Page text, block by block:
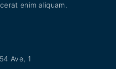
enim aliquam.
Ave, 1